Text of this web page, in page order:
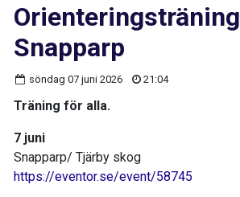
Orienteringsträning
Snapparp
söndag 07 juni 2026 21:04
Träning för alla.
7 juni
Snapparp/ Tjärby skog
https://eventor.se/event/58745